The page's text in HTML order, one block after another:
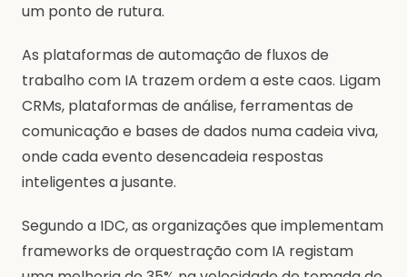
um ponto de rutura.
As plataformas de automação de fluxos de
trabalho com IA trazem ordem a este caos. Ligam
CRMs, plataformas de análise, ferramentas de
comunicação e bases de dados numa cadeia viva,
onde cada evento desencadeia respostas
inteligentes a jusante.
Segundo a IDC, as organizações que implementam
frameworks de orquestração com IA registam